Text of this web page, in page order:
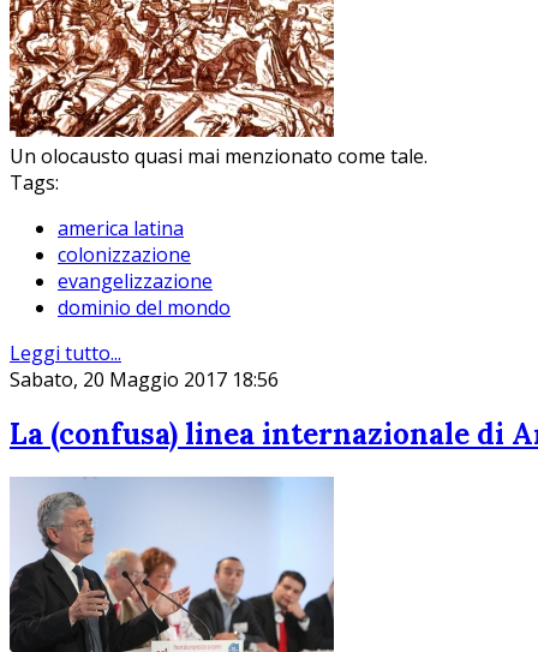
Un olocausto quasi mai menzionato come tale.
Tags:
america latina
colonizzazione
evangelizzazione
dominio del mondo
Leggi tutto...
Sabato, 20 Maggio 2017 18:56
La (confusa) linea internazionale di